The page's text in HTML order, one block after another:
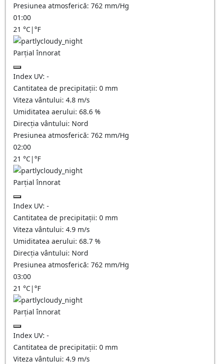
Presiunea atmosferică: 762 mm/Hg
01:00
21 °C|°F
Parțial înnorat
Index UV: -
Cantitatea de precipitații: 0 mm
Viteza vântului: 4.8 m/s
Umiditatea aerului: 68.6 %
Direcția vântului: Nord
Presiunea atmosferică: 762 mm/Hg
02:00
21 °C|°F
Parțial înnorat
Index UV: -
Cantitatea de precipitații: 0 mm
Viteza vântului: 4.9 m/s
Umiditatea aerului: 68.7 %
Direcția vântului: Nord
Presiunea atmosferică: 762 mm/Hg
03:00
21 °C|°F
Parțial înnorat
Index UV: -
Cantitatea de precipitații: 0 mm
Viteza vântului: 4.9 m/s